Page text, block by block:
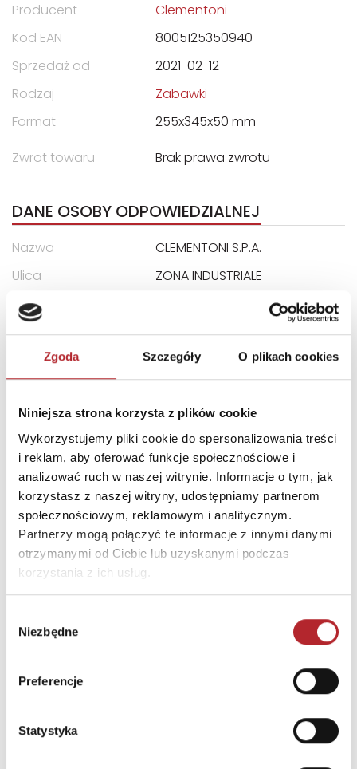
Zgoda Szczegóły O plikach cookies
Niniejsza strona korzysta z plików cookie
Wykorzystujemy pliki cookie do spersonalizowania treści
i reklam, aby oferować funkcje społecznościowe i
analizować ruch w naszej witrynie. Informacje o tym, jak
korzystasz z naszej witryny, udostępniamy partnerom
społecznościowym, reklamowym i analitycznym.
Partnerzy mogą połączyć te informacje z innymi danymi
otrzymanymi od Ciebie lub uzyskanymi podczas
korzystania z ich usług.
zgody
Niezbędne
Preferencje
Statystyka
Producent
Clementoni
Kod EAN
8005125350940
Sprzedaż od
2021-02-12
Rodzaj
Zabawki
Format
255x345x50 mm
Zwrot towaru
Brak prawa zwrotu
DANE OSOBY ODPOWIEDZIALNEJ
Nazwa
CLEMENTONI S.P.A.
Ulica
ZONA INDUSTRIALE
Kod pocztowy
Miasto
RECANATI LOCALITA
E-mail
assistenza@clementoni.it
INNI KLIENCI KUPOWALI
Sug. cena det.